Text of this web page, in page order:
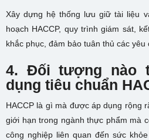
Xây dựng hệ thống lưu giữ tài liệu
hoạch HACCP, quy trình giám sát,
khắc phục, đảm bảo tuân thủ các yêu
4. Đối tượng nào
dụng tiêu chuẩn
HACCP là gì mà được áp dụng rộng
giới hạn trong ngành thực phẩm mà
công nghiệp liên quan đến sức